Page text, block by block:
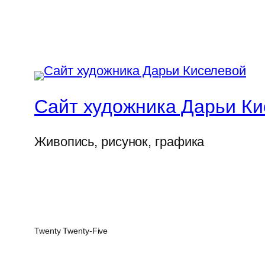
Сайт художника Дарьи
Живопись, рисунок, графика
Twenty Twenty-Five